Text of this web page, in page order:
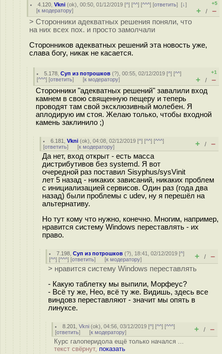
4.120 ,Vkni (ok), 00:50, 01/12/2019 [^] [^^] [^^^] [ответить][↓]
[к модератору]
+5
+ / –
> Сторонники адекватных решения поняли, что
на них всех пох. и просто замолчали
Сторонников адекватных решений эта новость уже,
слава богу, никак не касается.
5.178 ,Суп из потрошков (?), 00:55, 02/12/2019 [^] [^^]
[^^^] [ответить] [к модератору]
+1
+ / –
Сторонники "адекватных решений" завалили вход
камнем в свою священную пещеру и теперь
проводят там свой эксклюзивный молебен. Я
аплодирую им стоя. Желаю только, чтобы входной
камень заклинило ;)
6.181 ,Vkni (ok), 04:08, 02/12/2019 [^] [^^] [^^^]
[ответить] [к модератору] + / –
Да нет, вход открыт - есть масса
дистрибутивов без systemd. Я вот
очередной раз поставил Sisyphus/sysVinit
лет 5 назад - никаких зависаний, никаких проблем
с инициализацией сервисов. Один раз (года два
назад) были проблемы с udev, ну я перешёл на
альтернативу.
Но тут кому что нужно, конечно. Многим, например,
нравится систему Windows переставлять - их
право.
7.198 ,Суп из потрошков (?), 18:41, 02/12/2019 [^]
[^^] [^^^] [ответить] [к модератору] + / –
> нравится систему Windows переставлять
- Какую таблетку мы выпили, Морфеус?
- Всё ту же, Нео, всё ту же. Видишь, здесь все
виндовз переставляют - значит мы опять в
линуксе.
8.201 ,Vkni (ok), 04:56, 03/12/2019 [^] [^^] [^^^]
[ответить] [к модератору] + / –
Курс галоперидола ещё только начался ...
текст свёрнут, показать